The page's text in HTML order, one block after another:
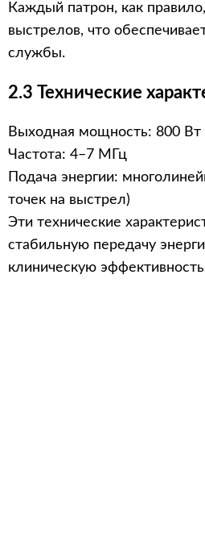
Каждый патрон, как
выстрелов, что
службы.
2.3 Технические
Выходная мощность: 800 Вт
Частота: 4–7 МГц
Подача энергии:
точек на выстрел)
Эти технические
стабильную передачу
клиническую